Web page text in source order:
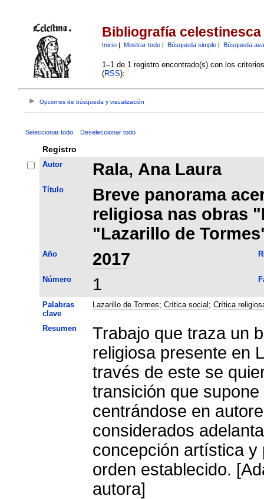
Bibliografía celestinesca
Inicio| Mostrar todo| Búsqueda simple| Búsqueda
1–1 de 1 registro encontrado(s) con los
(RSS):
Opciones de búsqueda y visualización
Seleccionar todo Deseleccionar todo
Registro
Autor Rala, Ana Laura
Título
Breve panorama
religiosa nas obras
"Lazarillo de
Año 2017
Número 1
Palabras
clave
Lazarillo de Tormes; Crítica social ; Crítica
Resumen
Trabajo que traza un
religiosa presente en
través de este se
transición que
centrándose en
considerados
concepción artística y
orden establecido.
autora]